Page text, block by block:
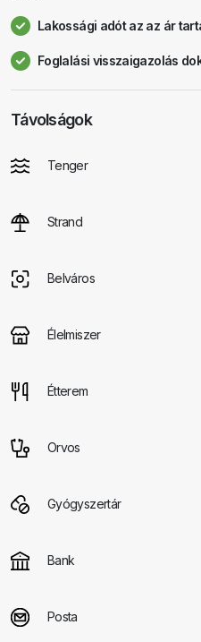
Lakossági adót az az ár
Foglalási visszaigazolás
Távolságok
Tenger
Strand
Belváros
Élelmiszer
Étterem
Orvos
Gyógyszertár
Bank
Posta